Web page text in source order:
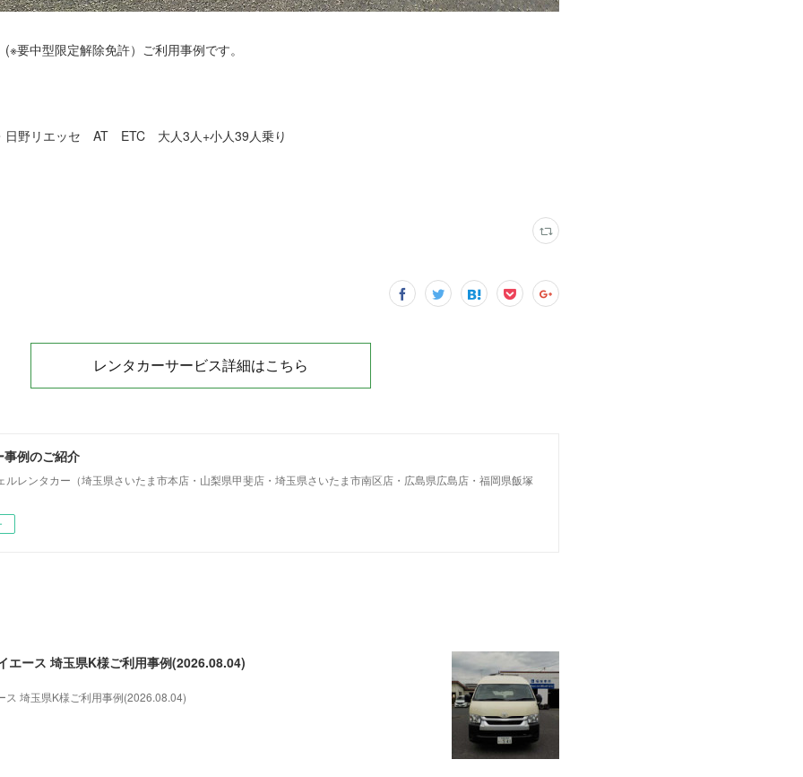
中型限定解除免許）ご利用事例です。
日野リエッセ AT ETC 大人3人+小人39人乗り
レンタカーサービス詳細はこちら
事例のご紹介
ルレンタカー（埼玉県さいたま市本店・山梨県甲斐店・埼玉県さいたま市南区店・広島県広島店・福岡県飯塚
エース 埼玉県K様ご利用事例(2026.08.04)
ス 埼玉県K様ご利用事例(2026.08.04)